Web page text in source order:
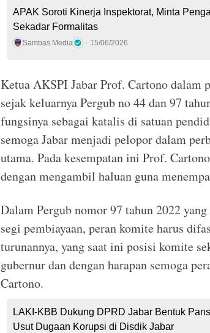
APAK Soroti Kinerja Inspektorat, Minta
Sekadar Formalitas
Sambas Media 15/06/2026
Ketua AKSPI Jabar Prof. Cartono dalam
sejak keluarnya Pergub no 44 dan 97
fungsinya sebagai katalis di satuan
semoga Jabar menjadi pelopor dalam
utama. Pada kesempatan ini Prof.
dengan mengambil haluan guna
Dalam Pergub nomor 97 tahun 2022
segi pembiayaan, peran komite harus
turunannya, yang saat ini posisi komite
gubernur dan dengan harapan semoga
Cartono.
LAKI-KBB Dukung DPRD Jabar Bentuk
Usut Dugaan Korupsi di Disdik Jabar